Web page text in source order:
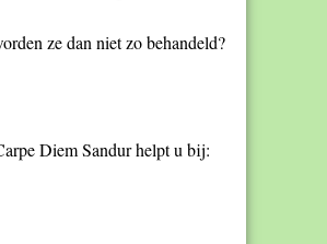
ze dan niet zo behandeld?
Diem Sandur helpt u bij: